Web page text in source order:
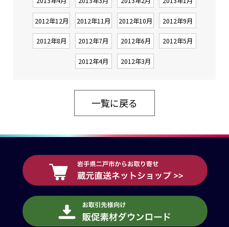
2012年12月 2012年11月 2012年10月 2012年9月
2012年8月 2012年7月 2012年6月 2012年5月
2012年4月 2012年3月
一覧に戻る